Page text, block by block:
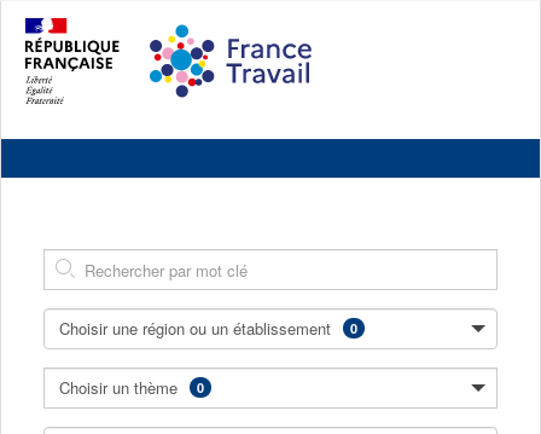
contenu
principal
pied
page
contrastée
à
du
Mot
Clé
Choisir une région ou un établissement
(ou
plusieurs)
0sélectionnée(s)
Choisir un
(ou
plusieurs)
thème 0sélectionnée(s)